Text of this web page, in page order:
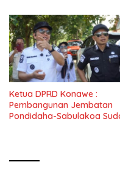
Ketua DPRD Konawe :
Pembangunan Jembatan
Pondidaha-Sabulakoa